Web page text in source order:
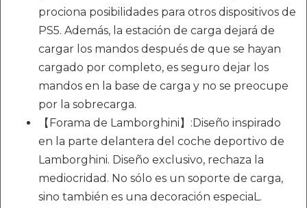
prociona posibilidades para otros dispositivos de
PS5. Además, la estación de carga dejará de
cargar los mandos después de que se hayan
cargado por completo, es seguro dejar los
mandos en la base de carga y no se preocupe
por la sobrecarga.
【Forama de Lamborghini】:Diseño inspirado
en la parte delantera del coche deportivo de
Lamborghini. Diseño exclusivo, rechaza la
mediocridad. No sólo es un soporte de carga,
sino también es una decoración especiaL.